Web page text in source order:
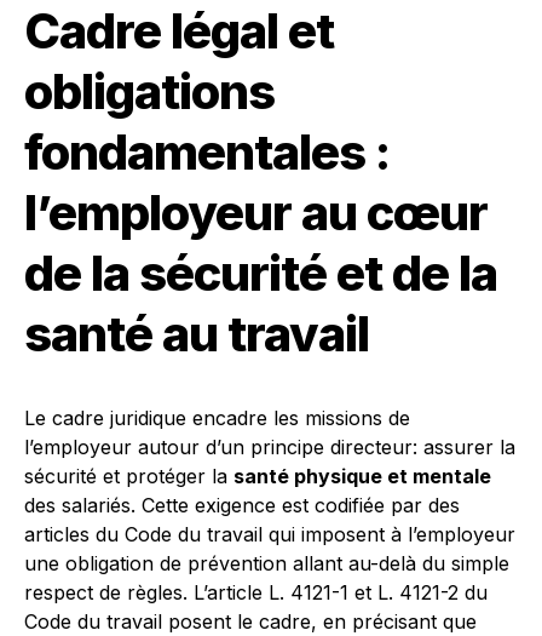
Cadre légal et
obligations
fondamentales :
l’employeur au cœur
de la sécurité et de la
santé au travail
Le cadre juridique encadre les missions de
l’employeur autour d’un principe directeur: assurer la
sécurité et protéger la santé physique et mentale
des salariés. Cette exigence est codifiée par des
articles du Code du travail qui imposent à l’employeur
une obligation de prévention allant au-delà du simple
respect de règles. L’article L. 4121-1 et L. 4121-2 du
Code du travail posent le cadre, en précisant que